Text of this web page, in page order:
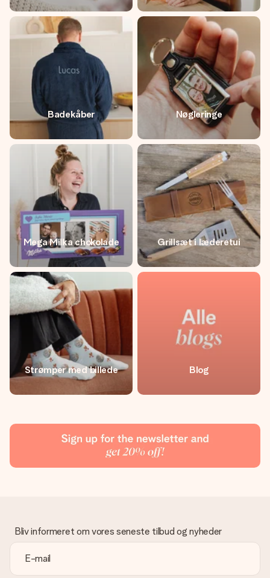
Badekåber Nøgleringe
Mega Milka chokolade Grillsæt i læderetui
Strømper med billede Blog
Bliv informeret om vores seneste tilbud og nyheder